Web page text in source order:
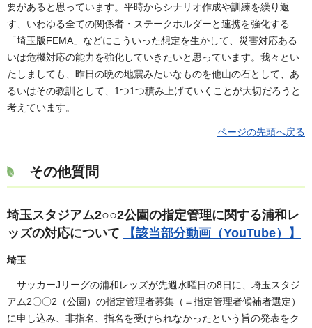
要があると思っています。平時からシナリオ作成や訓練を繰り返
す、いわゆる全ての関係者・ステークホルダーと連携を強化する
「埼玉版FEMA」などにこういった想定を生かして、災害対応ある
いは危機対応の能力を強化していきたいと思っています。我々とい
たしましても、昨日の晩の地震みたいなものを他山の石として、あ
るいはその教訓として、1つ1つ積み上げていくことが大切だろうと
考えています。
ページの先頭へ戻る
その他質問
埼玉スタジアム2○○2公園の指定管理に関する浦和レ
ッズの対応について
【該当部分動画（YouTube）】
埼玉
サッカーJリーグの浦和レッズが先週水曜日の8日に、埼玉スタジ
アム2〇〇2（公園）の指定管理者募集（＝指定管理者候補者選定）
に申し込み、非指名、指名を受けられなかったという旨の発表をク